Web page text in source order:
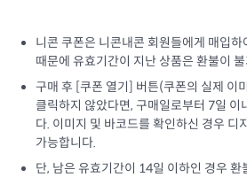
니콘 쿠폰은 니콘내콘 회원들에게 매입
때문에 유효기간이 지난 상품은 환불이
구매 후 [쿠폰 열기] 버튼(쿠폰의 실제 이
클릭하지 않았다면, 구매일로부터 7일 이
다. 이미지 및 바코드를 확인하신 경우 디
가능합니다.
단, 남은 유효기간이 14일 이하인 경우 환